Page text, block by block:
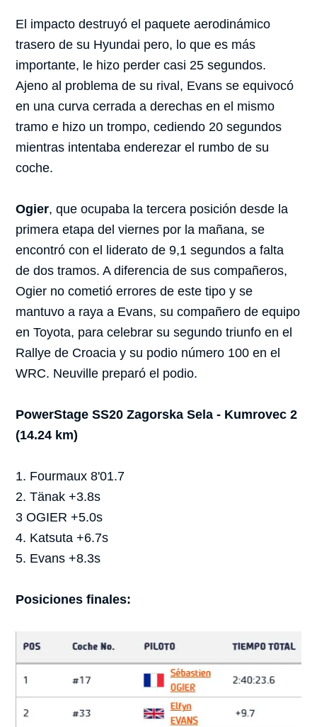
El impacto destruyó el paquete aerodinámico
trasero de su Hyundai pero, lo que es más
importante, le hizo perder casi 25 segundos.
Ajeno al problema de su rival, Evans se equivocó
en una curva cerrada a derechas en el mismo
tramo e hizo un trompo, cediendo 20 segundos
mientras intentaba enderezar el rumbo de su
coche.
Ogier, que ocupaba la tercera posición desde la
primera etapa del viernes por la mañana, se
encontró con el liderato de 9,1 segundos a falta
de dos tramos. A diferencia de sus compañeros,
Ogier no cometió errores de este tipo y se
mantuvo a raya a Evans, su compañero de equipo
en Toyota, para celebrar su segundo triunfo en el
Rallye de Croacia y su podio número 100 en el
WRC. Neuville preparó el podio.
PowerStage SS20 Zagorska Sela - Kumrovec 2
(14.24 km)
1. Fourmaux 8'01.7
2. Tänak +3.8s
3 OGIER +5.0s
4. Katsuta +6.7s
5. Evans +8.3s
Posiciones finales: